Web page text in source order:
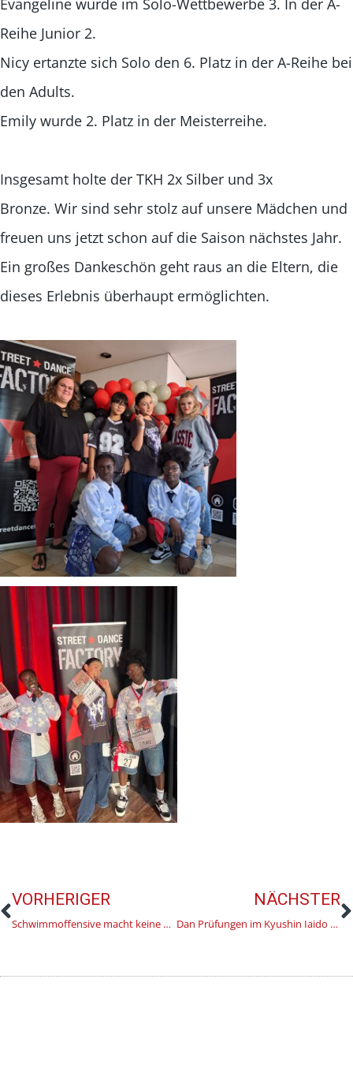
Reihe Junior 2.
Nicy ertanzte sich Solo den 6. Platz in der A-Reihe bei
den Adults.
Emily wurde 2. Platz in der Meisterreihe.
Insgesamt holte der TKH 2x Silber und 3x
Bronze. Wir sind sehr stolz auf unsere Mädchen und
freuen uns jetzt schon auf die Saison nächstes Jahr.
Ein großes Dankeschön geht raus an die Eltern, die
dieses Erlebnis überhaupt ermöglichten.
VORHERIGER
Schwimmoffensive macht keine Ferien – 200 Kinder in 2 Wochen
NÄCHSTER
Dan Prüfungen im Kyushin Iaido Ken-Jutsu